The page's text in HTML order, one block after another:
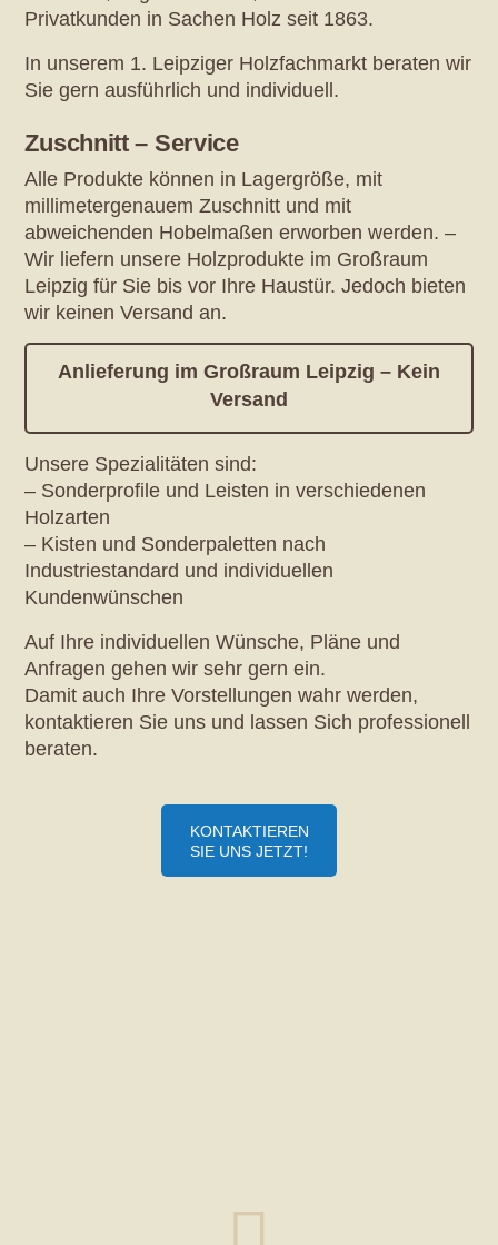
Privatkunden in Sachen Holz seit 1863.
In unserem 1. Leipziger Holzfachmarkt beraten wir
Sie gern ausführlich und individuell.
Zuschnitt – Service
Alle Produkte können in Lagergröße, mit
millimetergenauem Zuschnitt und mit
abweichenden Hobelmaßen erworben werden. –
Wir liefern unsere Holzprodukte im Großraum
Leipzig für Sie bis vor Ihre Haustür. Jedoch bieten
wir keinen Versand an.
Anlieferung im Großraum Leipzig – Kein
Versand
Unsere Spezialitäten sind:
– Sonderprofile und Leisten in verschiedenen
Holzarten
– Kisten und Sonderpaletten nach
Industriestandard und individuellen
Kundenwünschen
Auf Ihre individuellen Wünsche, Pläne und
Anfragen gehen wir sehr gern ein.
Damit auch Ihre Vorstellungen wahr werden,
kontaktieren Sie uns und lassen Sich professionell
beraten.
KONTAKTIEREN
SIE UNS JETZT!